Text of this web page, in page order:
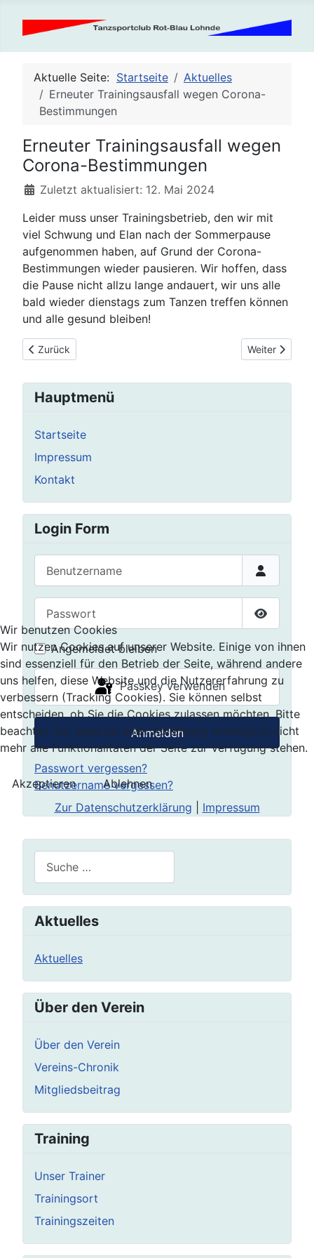
Aktuelles
Aktuelles
Über den Verein
Über den Verein
Vereins-Chronik
Mitgliedsbeitrag
Training
Unser Trainer
Trainingsort
Trainingszeiten
Aktuelle Seite: Startseite
Aktuelles
Erneuter Trainingsausfall wegen Corona-
Bestimmungen
Erneuter Trainingsausfall wegen
Corona-Bestimmungen
DetailsZuletzt aktualisiert: 12. Mai 2024
Leider muss unser Trainingsbetrieb, den wir mit
viel Schwung und Elan nach der Sommerpause
aufgenommen haben, auf Grund der Corona-
Bestimmungen wieder pausieren. Wir hoffen, dass
die Pause nicht allzu lange andauert, wir uns alle
bald wieder dienstags zum Tanzen treffen können
und alle gesund bleiben!
Vorheriger Beitrag: Es geht wieder los!
Zurück Nächster
Weiter
Hauptmenü
Startseite
Impressum
Kontakt
Login Form
Passwort
Angemeldet bleiben
Passkey verwenden
Anmelden
Passwort vergessen?
Benutzername vergessen?
Wir benutzen Cookies
Wir nutzen Cookies auf unserer Website. Einige von ihnen
sind essenziell für den Betrieb der Seite, während andere
uns helfen, diese Website und die Nutzererfahrung zu
verbessern (Tracking Cookies). Sie können selbst
entscheiden, ob Sie die Cookies zulassen möchten. Bitte
beachten Sie, dass bei einer Ablehnung womöglich nicht
mehr alle Funktionalitäten der Seite zur Verfügung stehen.
Akzeptieren
Ablehnen
Zur Datenschutzerklärung
Impressum